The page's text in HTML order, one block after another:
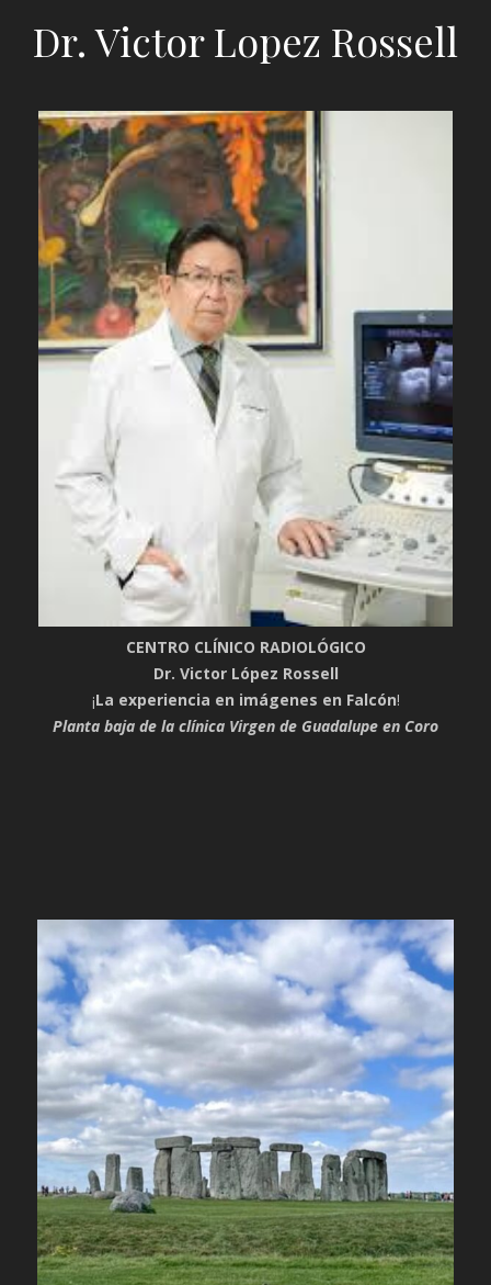
Dr. Victor Lopez Rossell
CENTRO CLÍNICO RADIOLÓGICO
Dr. Victor López Rossell
¡La experiencia en imágenes en Falcón!
Planta baja de la clínica Virgen de Guadalupe en Coro